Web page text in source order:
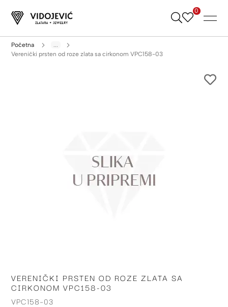
Skip
0
Početna
...
Verenički prsten od roze zlata sa cirkonom VPC158-03
Skip
to
the
VERENIČKI PRSTEN OD ROZE ZLATA SA
CIRKONOM VPC158-03
VPC158-03